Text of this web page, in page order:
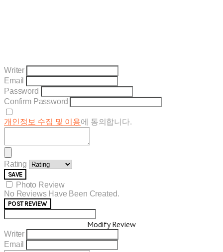
Writer
Email
Password
Confirm Password
개인정보 수집 및 이용에 동의합니다.
Rating
SAVE
Photo Review
No Reviews Have Been Created.
POST REVIEW
Modify Review
Writer
Email